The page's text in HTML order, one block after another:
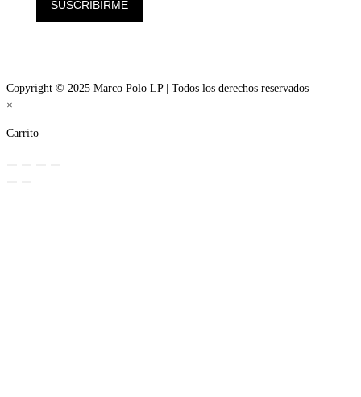
SUSCRIBIRME
Copyright © 2025 Marco Polo LP | Todos los derechos reservados
×
Carrito